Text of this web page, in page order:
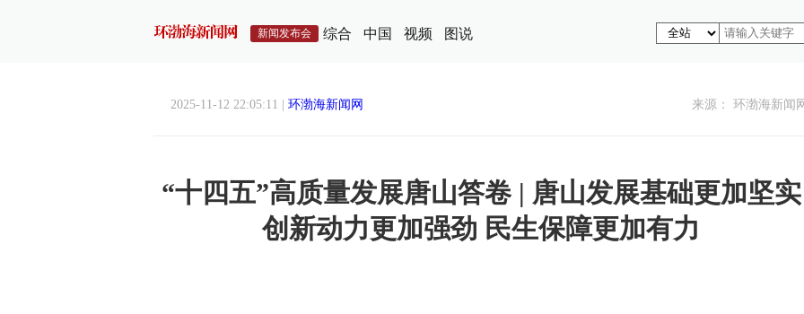
新闻发布会 综合 中国 视频 图说
2025-11-12 22:05:11 | 环渤海新闻网 来源： 环渤海新闻
“十四五”高质量发展唐山答卷 | 唐山发展基础更加坚实
创新动力更加强劲 民生保障更加有力